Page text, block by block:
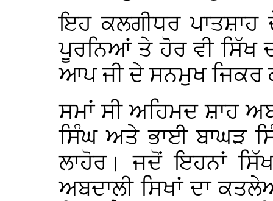
ਇਹ ਕਲਗੀਧਰ
ਪੂਰਨਿਆਂ ਤੇ ਹੋਰ ਵੀ ਸਿੱਖ
ਆਪ ਜੀ ਦੇ ਸਨਮੁਖ ਜਿਕਰ
ਸਮਾਂ ਸੀ ਅਹਿਮਦ ਸ਼ਾਹ
ਸਿੰਘ ਅਤੇ ਭਾਈ ਬਾਘੜ
ਲਾਹੋਰ। ਜਦੋਂ ਇਹਨਾਂ
ਅਬਦਾਲੀ ਸਿਖਾਂ ਦਾ